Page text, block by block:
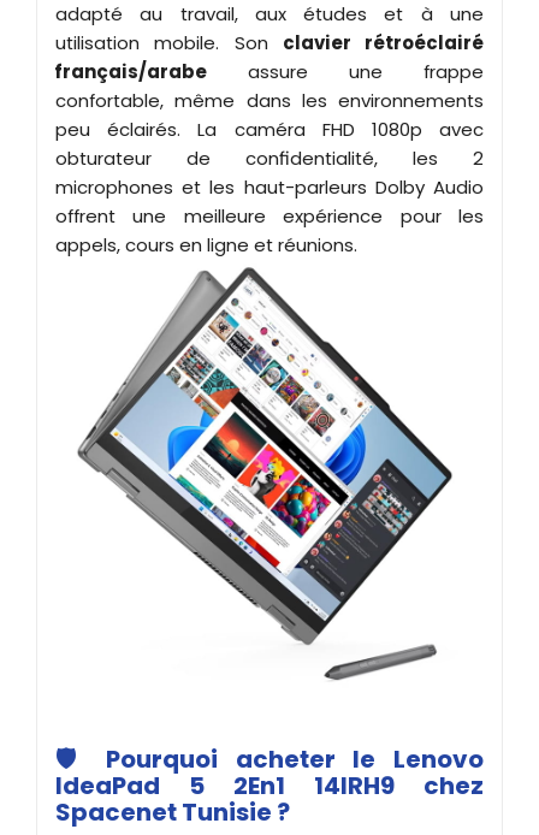
adapté au travail, aux études et à une
utilisation mobile. Son clavier rétroéclairé
français/arabe assure une frappe
confortable, même dans les environnements
peu éclairés. La caméra FHD 1080p avec
obturateur de confidentialité, les 2
microphones et les haut-parleurs Dolby Audio
offrent une meilleure expérience pour les
appels, cours en ligne et réunions.
🛡️ Pourquoi acheter le Lenovo
IdeaPad 5 2En1 14IRH9 chez
Spacenet Tunisie ?